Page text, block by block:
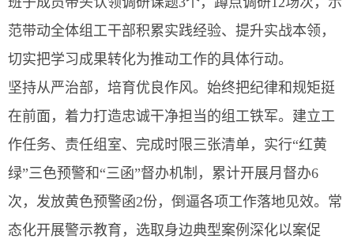
范带动全体组工干部积累实践经验、提升实战本领，
切实把学习成果转化为推动工作的具体行动。
坚持从严治部，培育优良作风。始终把纪律和规矩挺
在前面，着力打造忠诚干净担当的组工铁军。建立工
作任务、责任组室、完成时限三张清单，实行“红黄
绿”三色预警和“三函”督办机制，累计开展月督办6
次，发放黄色预警函2份，倒逼各项工作落地见效。常
态化开展警示教育，选取身边典型案例深化以案促